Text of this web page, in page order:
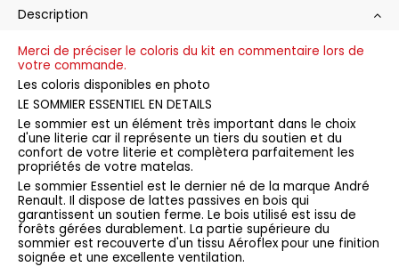
Description
Merci de préciser le coloris du kit en commentaire lors de
votre commande.
Les coloris disponibles en photo
LE SOMMIER ESSENTIEL EN DETAILS
Le sommier est un élément très important dans le choix
d'une literie car il représente un tiers du soutien et du
confort de votre literie et complètera parfaitement les
propriétés de votre matelas.
Le sommier Essentiel est le dernier né de la marque André
Renault. Il dispose de lattes passives en bois qui
garantissent un soutien ferme. Le bois utilisé est issu de
forêts gérées durablement. La partie supérieure du
sommier est recouverte d'un tissu Aéroflex pour une finition
soignée et une excellente ventilation.